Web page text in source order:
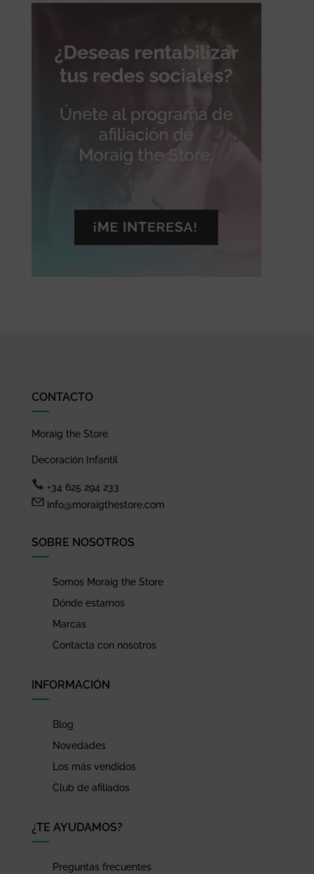
CONTACTO
Moraig the Store
Decoración Infantil
+34 625 294 233
info@moraigthestore.com
SOBRE NOSOTROS
Somos Moraig the Store
Dónde estamos
Marcas
Contacta con nosotros
INFORMACIÓN
Blog
Novedades
Los más vendidos
Club de afiliados
¿TE AYUDAMOS?
Preguntas frecuentes